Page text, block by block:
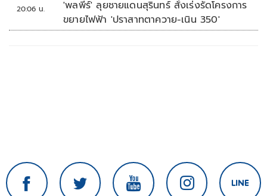
20:06 น.
'พลพีร์' ลุยชายแดนสุรินทร์ สั่งเร่งรัดโครงการ
ขยายไฟฟ้า 'ปราสาทตาควาย-เนิน 350'